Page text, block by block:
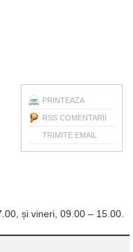
PRINTEAZA
RSS COMENTARII
TRIMITE EMAIL
și vineri, 09.00 – 15.00.